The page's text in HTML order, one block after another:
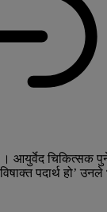
आयुर्वेद चिकित्सक
पदार्थ हो’ उनले